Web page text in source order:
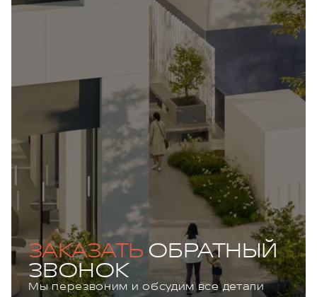
ЗАКАЗАТЬ ОБРАТНЫЙ
ЗВОНОК
Мы перезвоним и обсудим все детали